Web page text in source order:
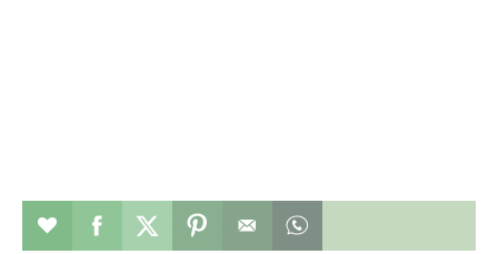
Verhaal toevoegen aan favorieten
Deel dit op facebook
Deel dit op twitter
Deel dit op pinterest